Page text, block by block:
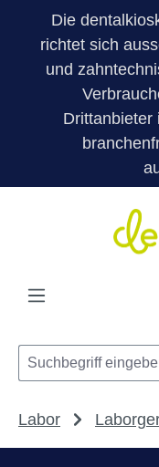
Die
richtet sich
und
Drittanbieter
Zum Hauptinhalt
Labor